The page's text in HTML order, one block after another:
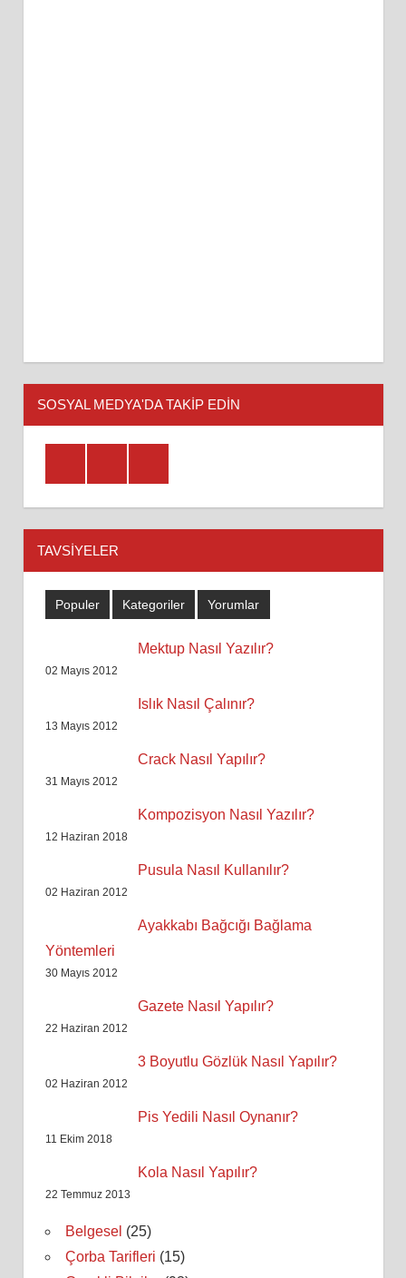
SOSYAL MEDYA'DA TAKİP EDİN
TAVSIYELER
Populer Kategoriler Yorumlar
Mektup Nasıl Yazılır?
02 Mayıs 2012
Islık Nasıl Çalınır?
13 Mayıs 2012
Crack Nasıl Yapılır?
31 Mayıs 2012
Kompozisyon Nasıl Yazılır?
12 Haziran 2018
Pusula Nasıl Kullanılır?
02 Haziran 2012
Ayakkabı Bağcığı Bağlama
Yöntemleri
30 Mayıs 2012
Gazete Nasıl Yapılır?
22 Haziran 2012
3 Boyutlu Gözlük Nasıl Yapılır?
02 Haziran 2012
Pis Yedili Nasıl Oynanır?
11 Ekim 2018
Kola Nasıl Yapılır?
22 Temmuz 2013
Belgesel (25)
Çorba Tarifleri (15)